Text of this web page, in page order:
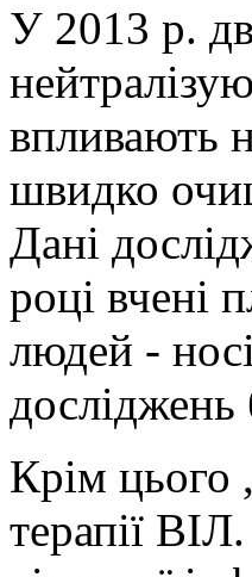
У 2013 р.
впливають
швидко
Дані
році вчені
людей -
досліджень
Крім цього
терапії